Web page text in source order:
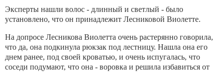
Эксперты нашли волос - длинный и светлый - было
установлено, что он принадлежит Лесниковой Виолетте.
На допросе Лесникова Виолетта очень растерянно говорила,
что да, она подкинула рюкзак под лестницу. Нашла она его
днем ранее, под своей кроватью, и очень испугалась, что
соседи подумают, что она - воровка и решила избавиться от